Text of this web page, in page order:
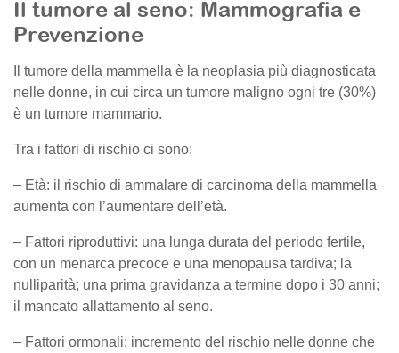
Il tumore al seno: Mammografia e
Prevenzione
Il tumore della mammella è la neoplasia più diagnosticata
nelle donne, in cui circa un tumore maligno ogni tre (30%)
è un tumore mammario.
Tra i fattori di rischio ci sono:
– Età: il rischio di ammalare di carcinoma della mammella
aumenta con l’aumentare dell’età.
– Fattori riproduttivi: una lunga durata del periodo fertile,
con un menarca precoce e una menopausa tardiva; la
nulliparità; una prima gravidanza a termine dopo i 30 anni;
il mancato allattamento al seno.
– Fattori ormonali: incremento del rischio nelle donne che